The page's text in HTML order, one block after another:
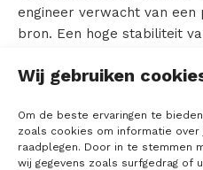
Wij gebruiken
Om de beste ervaringen te
zoals cookies om informatie
raadplegen. Door in te stemmen
wij gegevens zoals surfgedrag of
e
engineer verwacht van
bron. Een hoge stabiliteit
netspanningsfluctuaties.
maar ook de Device Under
De IT-M3100D is hiervoor
prioriteitsmodus om korte